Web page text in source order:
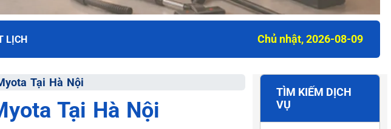
LỊCH Chủ nhật, 2026-08-09
Tại Hà Nội
Tại Hà Nội
TÌM KIẾM DỊCH
VỤ